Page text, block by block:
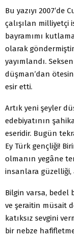
Bu yazıyı 2007’de
çalışılan milliyetçi
bayramımı
olarak
yayımlandı.
düşman’dan
esir etti.
Artık yeni şeyler
edebiyatının
eseridir. Bugün
Ey Türk gençliği!
olmanın yegâne
insanlara güzelliği,
Bilgin varsa, bedel
ve şeraitin müsait
katıksız sevgini
bir nebze